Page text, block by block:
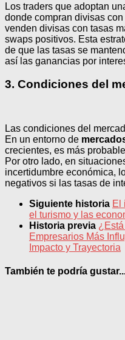
Los traders que adoptan
donde compran divisas
venden divisas con tasas
swaps positivos. Esta
de que las tasas se
así las ganancias por
3. Condiciones del
Las condiciones del
En un entorno de
crecientes, es más
Por otro lado, en
incertidumbre económica,
negativos si las tasas de
Siguiente historia El
el turismo y las
Historia previa
Empresarios Más
Impacto y Trayectoria
También te podría